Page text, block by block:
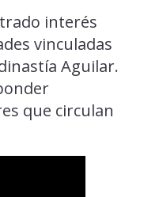
interés
vinculadas
Aguilar.
que circulan